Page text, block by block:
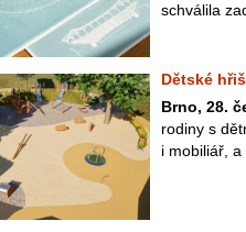
schválila
Dětské
Brno, 28.
rodiny s
i mobiliář, a